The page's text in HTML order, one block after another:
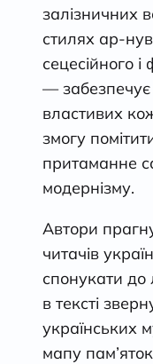
залізничних
стилях ар-
сецесійного
—
властивих
змогу
притаманне
модернізму.
Автори
читачів
спонукати до
в тексті
українських
мапу